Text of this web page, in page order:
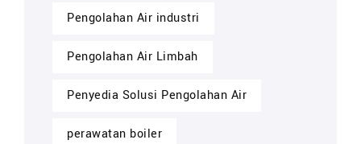
Pengolahan Air industri
Pengolahan Air Limbah
Penyedia Solusi Pengolahan Air
perawatan boiler